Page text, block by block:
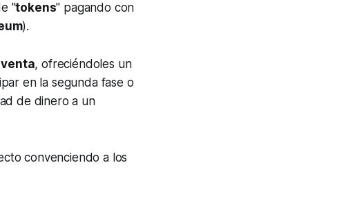
"tokens" pagando con
).
, ofreciéndoles un
en la segunda fase o
de dinero a un
convenciendo a los